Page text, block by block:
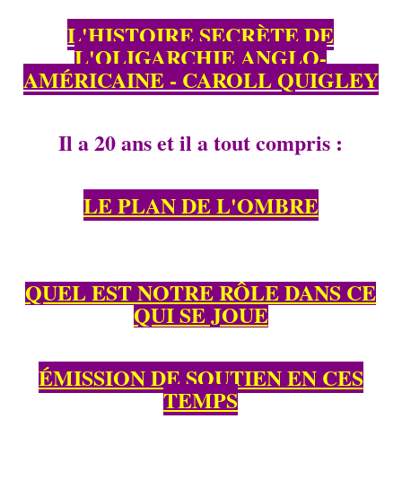
L'HISTOIRE SECRÈTE DE
L'OLIGARCHIE ANGLO-
AMÉRICAINE - CAROLL QUIGLEY
Il a 20 ans et il a tout compris :
LE PLAN DE L'OMBRE
QUEL EST NOTRE RÔLE DANS CE
QUI SE JOUE
ÉMISSION DE SOUTIEN EN CES
TEMPS